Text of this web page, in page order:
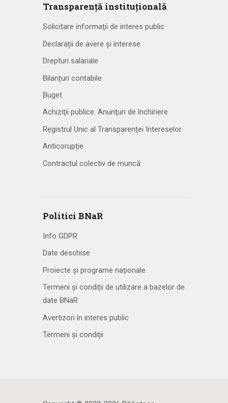
Transparență instituțională
Solicitare informaţii de interes public
Declarații de avere și interese
Drepturi salariale
Bilanțuri contabile
Buget
Achiziţii publice. Anunţuri de închiriere
Registrul Unic al Transparenţei Intereselor
Anticorupție
Contractul colectiv de muncă
Politici BNaR
Info GDPR
Date deschise
Proiecte și programe naționale
Termeni și condiții de utilizare a bazelor de
date BNaR
Avertizori în interes public
Termeni și condiții